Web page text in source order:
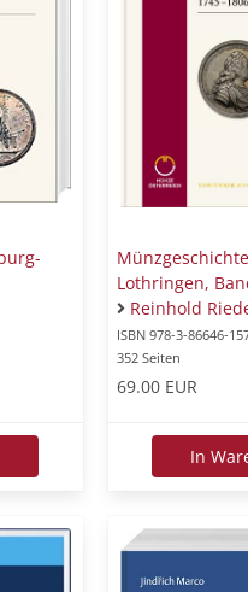
Lothringen,
Reinhold
ISBN 978-3-86646-
352 Seiten
69.00 EUR
In